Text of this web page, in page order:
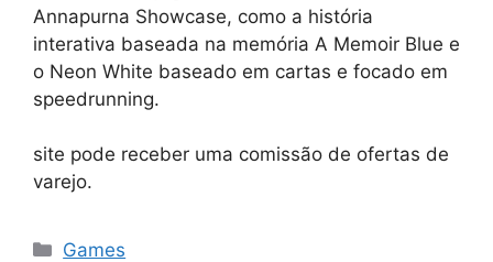
Annapurna Showcase, como a história
interativa baseada na memória A Memoir Blue e
o Neon White baseado em cartas e focado em
speedrunning.
site pode receber uma comissão de ofertas de
varejo.
Categorias
Games